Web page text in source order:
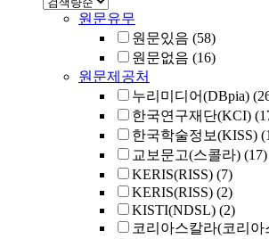
원문유무
원문있음 (58)
원문없음 (16)
원문제공처
누리미디어(DBpia)
한국연구재단(KCI)
한국학술정보(KISS)
교보문고(스콜라) (17)
KERIS(RISS) (7)
KERIS(RISS) (2)
KISTI(NDSL) (2)
코리아스칼라(코리아